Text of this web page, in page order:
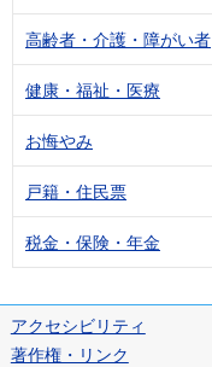
高齢者・介護・障がい者
健康・福祉・医療
お悔やみ
戸籍・住民票
税金・保険・年金
アクセシビリティ
著作権・リンク